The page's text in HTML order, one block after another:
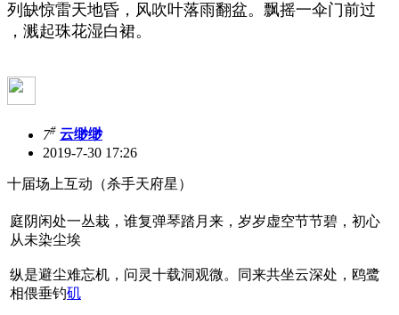
列缺惊雷天地昏，风吹叶落雨翻盆。飘摇一伞门前过
，溅起珠花湿白裙。
7# 云缈缈
2019-7-30 17:26
十届场上互动（杀手天府星）
庭阴闲处一丛栽，谁复弹琴踏月来，岁岁虚空节节碧，初心
从未染尘埃
纵是避尘难忘机，问灵十载洞观微。同来共坐云深处，鸥鹭
相偎垂钓矶